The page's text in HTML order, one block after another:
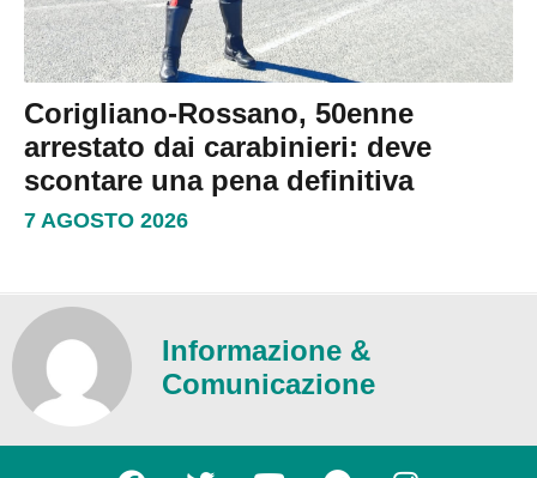
Corigliano-Rossano, 50enne
arrestato dai carabinieri: deve
scontare una pena definitiva
7 AGOSTO 2026
Informazione &
Comunicazione